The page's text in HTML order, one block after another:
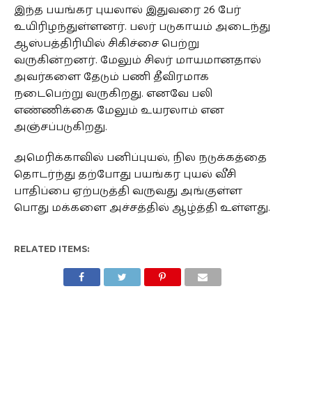
இந்த பயங்கர புயலால் இதுவரை 26 பேர்
உயிரிழந்துள்ளனர். பலர் படுகாயம் அடைந்து
ஆஸ்பத்திரியில் சிகிச்சை பெற்று
வருகின்றனர். மேலும் சிலர் மாயமானதால்
அவர்களை தேடும் பணி தீவிரமாக
நடைபெற்று வருகிறது. எனவே பலி
எண்ணிக்கை மேலும் உயரலாம் என
அஞ்சப்படுகிறது.
அமெரிக்காவில் பனிப்புயல், நில நடுக்கத்தை
தொடர்ந்து தற்போது பயங்கர புயல் வீசி
பாதிப்பை ஏற்படுத்தி வருவது அங்குள்ள
பொது மக்களை அச்சத்தில் ஆழ்த்தி உள்ளது.
RELATED ITEMS: